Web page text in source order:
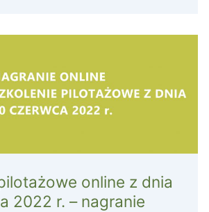
online z dnia
2022 r. – nagranie